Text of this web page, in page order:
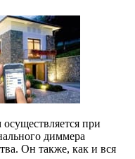
при
диммера
Он также, как и вся